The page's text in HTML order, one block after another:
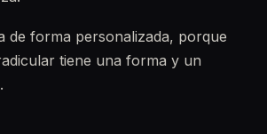
de forma personalizada, porque
tiene una forma y un